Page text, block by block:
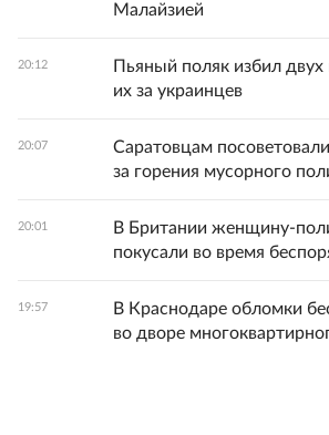
Малайзией
20:12
Пьяный поляк избил двух
их за украинцев
20:07
Саратовцам
за горения мусорного
20:01
В Британии женщину-
покусали во время
19:57
В Краснодаре обломки
во дворе